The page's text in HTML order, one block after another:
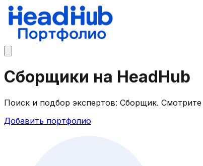
Сборщики на HeadHub
Поиск и подбор экспертов: Сборщик.
Добавить портфолио